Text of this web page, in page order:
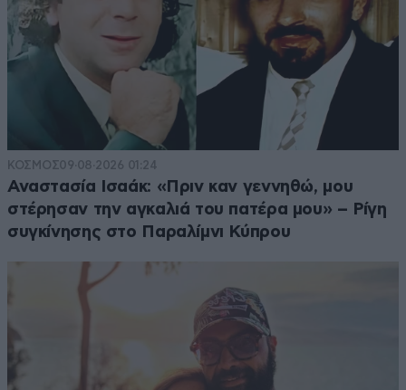
ΚΟΣΜΟΣ09·08·2026 01:24
Αναστασία Ισαάκ: «Πριν καν γεννηθώ, μου
στέρησαν την αγκαλιά του πατέρα μου» – Ρίγη
συγκίνησης στο Παραλίμνι Κύπρου